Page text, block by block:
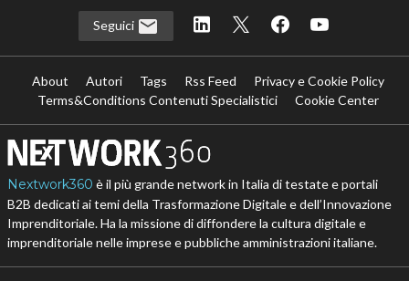
Seguici
About Autori Tags Rss Feed
Privacy e Cookie Policy
Terms&Conditions Contenuti Specialistici
Cookie Center
Nextwork360 è il più grande network in Italia di testate e portali
B2B dedicati ai temi della Trasformazione Digitale e dell’Innovazione
Imprenditoriale. Ha la missione di diffondere la cultura digitale e
imprenditoriale nelle imprese e pubbliche amministrazioni italiane.